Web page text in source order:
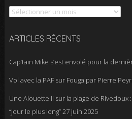
ARTICLES RÉCENTS
Cap’tain Mike s’est envolé pour la
Vol avec la PAF sur Fouga par Pierre
Une Alouette II sur la plage de
“Jour le plus long”27 juin 2025